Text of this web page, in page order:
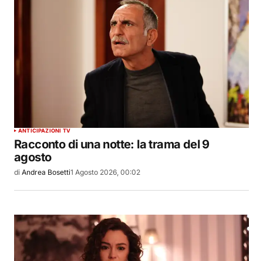
ANTICIPAZIONI TV
Racconto di una notte: la trama del 9
agosto
di Andrea Bosetti1 Agosto 2026, 00:02